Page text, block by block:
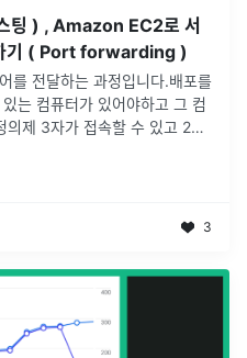
팅 ) , Amazon EC2로 서
기 ( Port forwarding )
를 전달하는 과정입니다.배포를
는 컴퓨터가 있어야하고 그 컴
의제 3자가 접속할 수 있고 24
3